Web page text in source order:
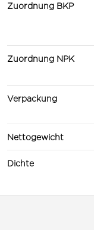
Zuordnung BKP
Zuordnung NPK
Verpackung
Nettogewicht
Dichte